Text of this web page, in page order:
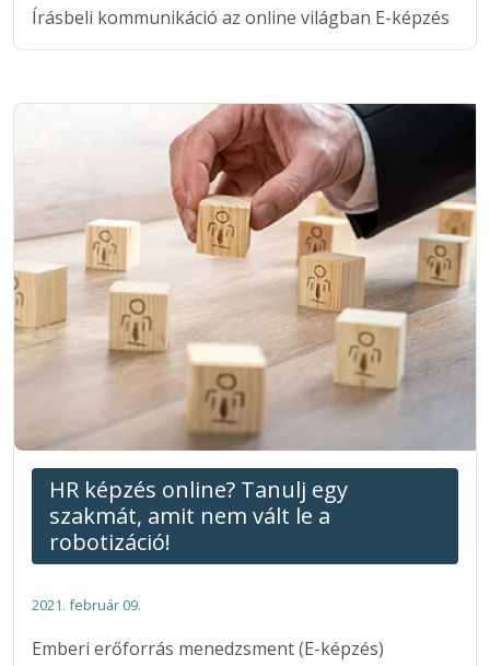
Írásbeli kommunikáció az online világban E-képzés
HR képzés online? Tanulj egy
szakmát, amit nem vált le a
robotizáció!
2021. február 09.
Emberi erőforrás menedzsment (E-képzés)